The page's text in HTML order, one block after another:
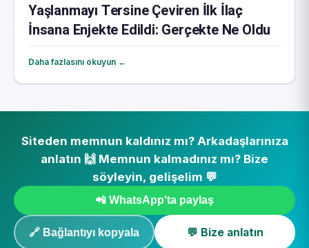
Yaşlanmayı Tersine Çeviren İlk İlaç
İnsana Enjekte Edildi: Gerçekte Ne Oldu
Daha fazlasını okuyun ←
Siteden memnun kaldınız mı? Arkadaşlarınıza
anlatın 🙌 Memnun kalmadınız mı? Bize
söyleyin, gelişelim 💬
📲 WhatsApp'ta paylaş
🔗 Bağlantıyı kopyala 💬 Bize anlatın